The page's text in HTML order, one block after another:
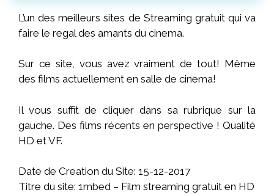
L’un des meilleurs sites de Streaming gratuit qui va
faire le regal des amants du cinema.
Sur ce site, vous avez vraiment de tout! Même
des films actuellement en salle de cinema!
Il vous suffit de cliquer dans sa rubrique sur la
gauche. Des films récents en perspective ! Qualité
HD et VF.
Date de Creation du Site: 15-12-2017
Titre du site: 1mbed – Film streaming gratuit en HD